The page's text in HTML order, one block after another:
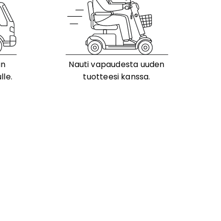
Nauti vapaudesta uuden
tuotteesi kanssa.